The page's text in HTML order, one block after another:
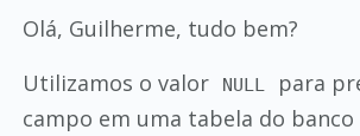
Olá, Guilherme, tudo bem?
Utilizamos o valor
NULL
para
campo em uma tabela do banco